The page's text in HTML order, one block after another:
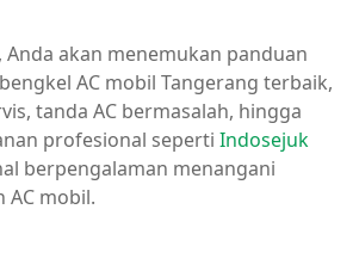
akan menemukan panduan
AC mobil Tangerang terbaik,
tanda AC bermasalah, hingga
profesional seperti Indosejuk
berpengalaman menangani
AC mobil.